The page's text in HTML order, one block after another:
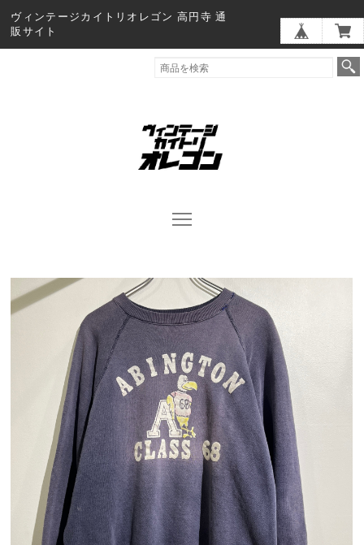
ヴィンテージカイトリオレゴン 高円寺 通
販サイト